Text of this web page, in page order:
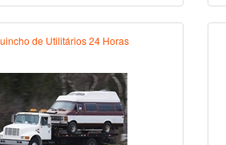
de Utilitários 24 Horas